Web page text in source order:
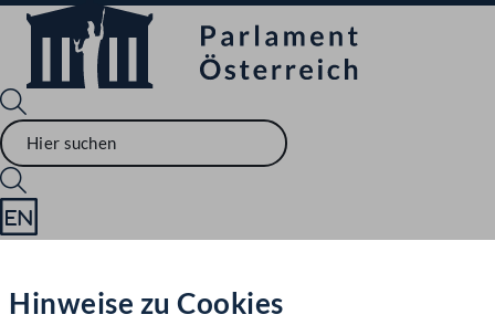
Hilfe
Hinweise zu Cookies